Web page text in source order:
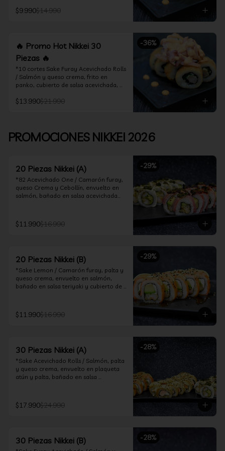
$9.990$14.990
-36%
🔥 Promo Hot Nikkei 30
Piezas 🔥
*10 cortes Sake Furay Acevichado Rolls
/ Salmón y queso crema, frito en
panko, cubierto de salsa acevichada,
*10 cortes Maguro Acevichado Rolls /
acevichado
$13.990$21.990
PROMOCIONES NIKKEI 2026
-29%
20 Piezas Nikkei (A)
*82 Acevichado One / Camarón furay,
queso Crema y Cebollín, envuelto en
salmón, bañado en salsa acevichada
y cebollin, frito en panko cubierto de
ceviche hot.
$11.990$16.990
-29%
20 Piezas Nikkei (B)
*Sake Lemon / Camarón furay, palta y
queso crema, envuelto en salmón,
bañado en salsa teriyaki y cubierto de
*Shrimp Fire Rolls /Palta y camarón
furay, envuelto en queso crema
*Incluye 2 palitos, 2 soya 30ml, 1 salsa
teriyaki 30ml
$11.990$16.990
-28%
30 Piezas Nikkei (A)
*Sake Acevichado Rolls / Salmón, palta
y queso crema, envuelto en plaqueta
atún y palta, bañado en salsa
*Shrimp Fire Rolls / Palta y camarón
furay, envuelto en queso crema
*Almond Furay / Pollo teriyaki, queso
crema y almendras tostadas, frito en
$17.990$24.990
-28%
30 Piezas Nikkei (B)